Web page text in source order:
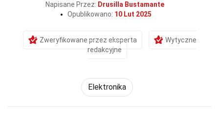
Napisane Przez: Drusilla Bustamante
Opublikowano: 10 Lut 2025
Zweryfikowane przez eksperta
Wytyczne
redakcyjne
Elektronika